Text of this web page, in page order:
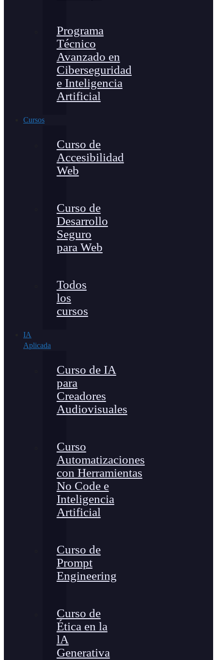
Programa
Técnico
Avanzado en
Ciberseguridad
e Inteligencia
Artificial
Cursos
Curso de
Accesibilidad
Web
Curso de
Desarrollo
Seguro
para Web
Todos
los
cursos
IA
Aplicada
Curso de IA
para
Creadores
Audiovisuales
Curso
Automatizaciones
con Herramientas
No Code e
Inteligencia
Artificial
Curso de
Prompt
Engineering
Curso de
Ética en la
lA
Generativa